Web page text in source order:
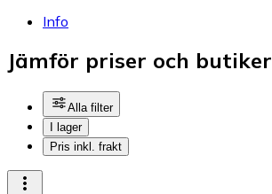
Info
Jämför priser och butiker
Alla filter
I lager
Pris inkl. frakt